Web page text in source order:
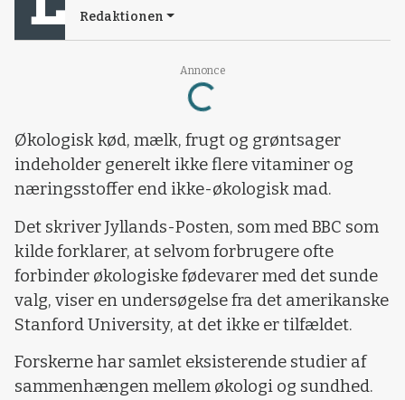
Annonce
Loading...
Redaktionen
Økologisk kød, mælk, frugt og grøntsager
indeholder generelt ikke flere vitaminer og
næringsstoffer end ikke-økologisk mad.
Det skriver Jyllands-Posten, som med BBC som
kilde forklarer, at selvom forbrugere ofte
forbinder økologiske fødevarer med det sunde
valg, viser en undersøgelse fra det amerikanske
Stanford University, at det ikke er tilfældet.
Forskerne har samlet eksisterende studier af
sammenhængen mellem økologi og sundhed.